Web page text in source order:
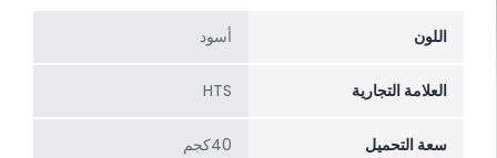
اللون أسود
العلامة التجارية HTS
سعة التحميل 40كجم